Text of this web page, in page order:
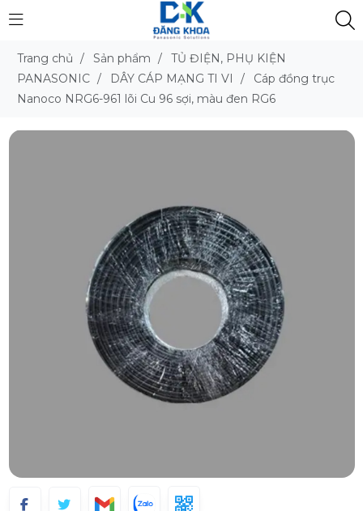
Trang chủ / Sản phẩm /
TỦ ĐIỆN, PHỤ KIỆN
PANASONIC / DÂY CÁP MẠNG TI VI /
Cáp đồng trục
Nanoco NRG6-961 lõi Cu 96 sợi, màu đen RG6